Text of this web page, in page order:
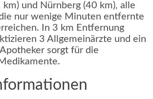
km) und Nürnberg (40 km), alle
nur wenige Minuten entfernte
In 3 km Entfernung
3 Allgemeinärzte und ein
sorgt für die